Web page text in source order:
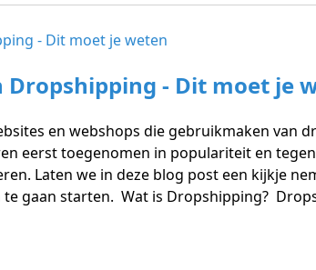
Dropshipping - Dit moet je
en webshops die gebruikmaken
eerst toegenomen in populariteit en
Laten we in deze blog post een kijkje
te gaan starten. Wat is Dropshipping?